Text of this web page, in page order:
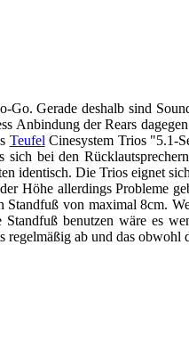
Gerade deshalb sind
Anbindung der Rears
Teufel Cinesystem Trios "5.1-
bei den
identisch. Die Trios eignet
Höhe allerdings Probleme
Standfuß von maximal 8cm.
benutzen wäre es
ab und das obwohl